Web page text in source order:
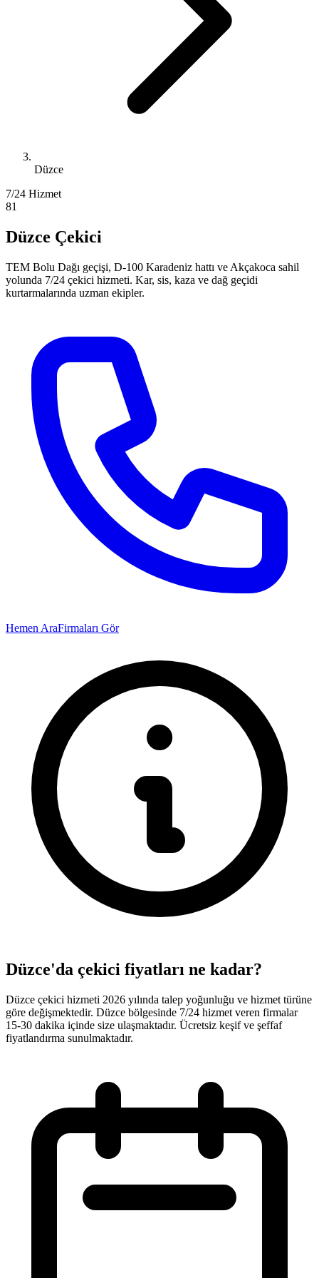
Düzce
7/24 Hizmet
81
Düzce Çekici
TEM Bolu Dağı geçişi, D-100 Karadeniz hattı ve Akçakoca sahil
yolunda 7/24 çekici hizmeti. Kar, sis, kaza ve dağ geçidi
kurtarmalarında uzman ekipler.
Hemen AraFirmaları Gör
Düzce'da çekici fiyatları ne kadar?
Düzce çekici hizmeti 2026 yılında talep yoğunluğu ve hizmet türüne
göre değişmektedir. Düzce bölgesinde 7/24 hizmet veren firmalar
15-30 dakika içinde size ulaşmaktadır. Ücretsiz keşif ve şeffaf
fiyatlandırma sunulmaktadır.